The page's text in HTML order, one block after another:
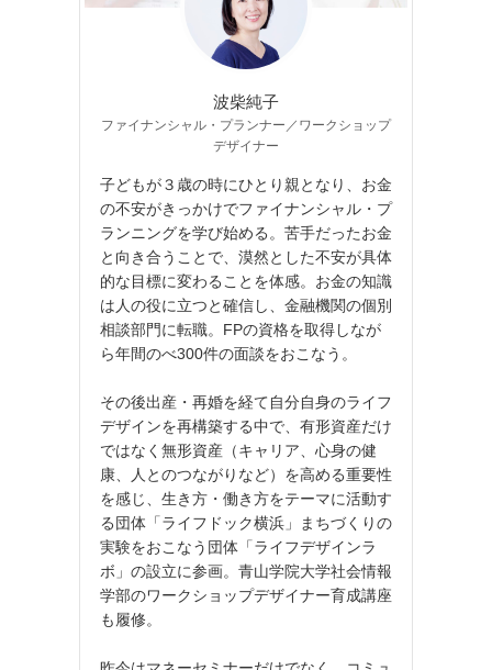
波柴純子
ファイナンシャル・プランナー／ワークショップ
デザイナー
子どもが３歳の時にひとり親となり、お金
の不安がきっかけでファイナンシャル・プ
ランニングを学び始める。苦手だったお金
と向き合うことで、漠然とした不安が具体
的な目標に変わることを体感。お金の知識
は人の役に立つと確信し、金融機関の個別
相談部門に転職。FPの資格を取得しなが
ら年間のべ300件の面談をおこなう。
その後出産・再婚を経て自分自身のライフ
デザインを再構築する中で、有形資産だけ
ではなく無形資産（キャリア、心身の健
康、人とのつながりなど）を高める重要性
を感じ、生き方・働き方をテーマに活動す
る団体「ライフドック横浜」まちづくりの
実験をおこなう団体「ライフデザインラ
ボ」の設立に参画。青山学院大学社会情報
学部のワークショップデザイナー育成講座
も履修。